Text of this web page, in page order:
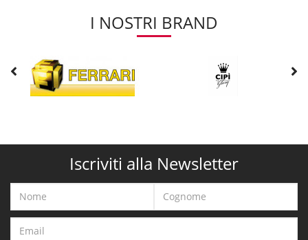
I NOSTRI BRAND
Iscriviti alla Newsletter